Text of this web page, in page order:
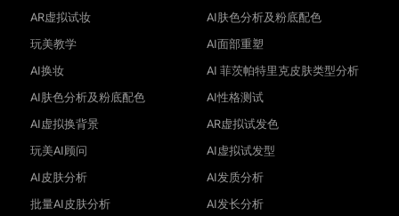
AR虚拟试妆
玩美教学
AI换妆
AI肤色分析及粉底配色
AI虚拟换背景
玩美AI顾问
AI皮肤分析
批量AI皮肤分析
AI肤色分析及粉底配色
AI面部重塑
AI 菲茨帕特里克皮肤类型分析
AI性格测试
AR虚拟试发色
AI虚拟试发型
AI发质分析
AI发长分析